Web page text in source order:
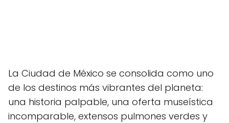
La Ciudad de México se consolida como uno
de los destinos más vibrantes del planeta:
una historia palpable, una oferta museística
incomparable, extensos pulmones verdes y